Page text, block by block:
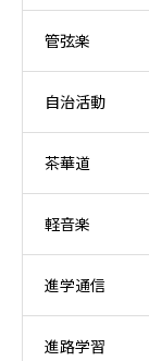
管弦楽
自治活動
茶華道
軽音楽
進学通信
進路学習